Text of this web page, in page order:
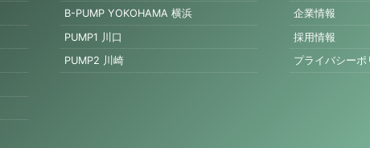
B-PUMP YOKOHAMA 横浜
PUMP1 川口
PUMP2 川崎
企業情報
採用情報
プライバシーポ